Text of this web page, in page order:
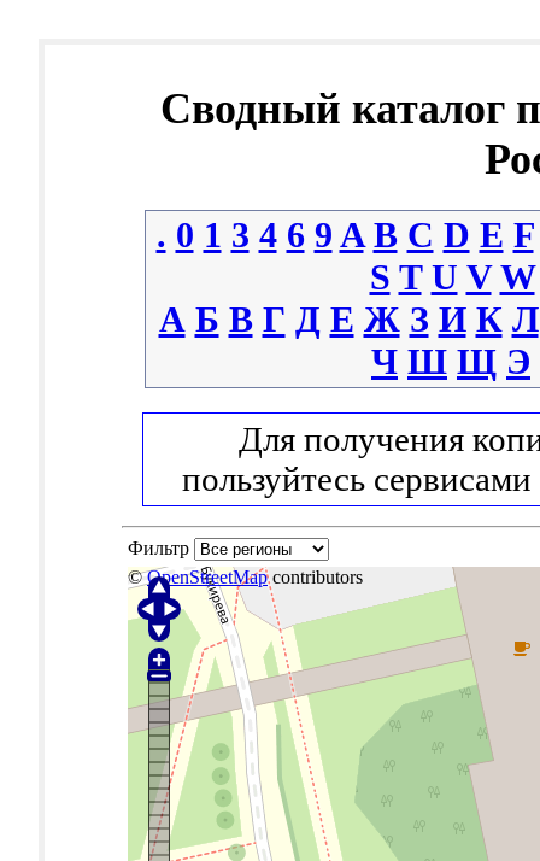
Сводный каталог
. 0 1 3 4 6 9 A B C D E F
S T U V W
А Б В Г Д Е Ж З И К Л
Ч Ш Щ Э
Для получения
пользуйтесь сервисами
Фильтр
©OpenStreetMapcontributors